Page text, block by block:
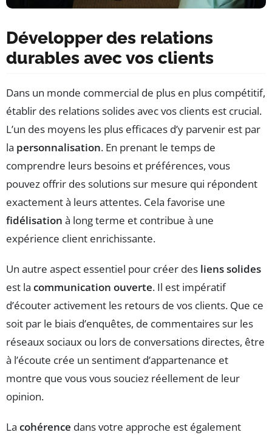
Développer des relations
durables avec vos clients
Dans un monde commercial de plus en plus compétitif,
établir des relations solides avec vos clients est crucial.
L’un des moyens les plus efficaces d’y parvenir est par
la personnalisation. En prenant le temps de
comprendre leurs besoins et préférences, vous
pouvez offrir des solutions sur mesure qui répondent
exactement à leurs attentes. Cela favorise une
fidélisation à long terme et contribue à une
expérience client enrichissante.
Un autre aspect essentiel pour créer des liens solides
est la communication ouverte. Il est impératif
d’écouter activement les retours de vos clients. Que ce
soit par le biais d’enquêtes, de commentaires sur les
réseaux sociaux ou lors de conversations directes, être
à l’écoute crée un sentiment d’appartenance et
montre que vous vous souciez réellement de leur
opinion.
La cohérence dans votre approche est également